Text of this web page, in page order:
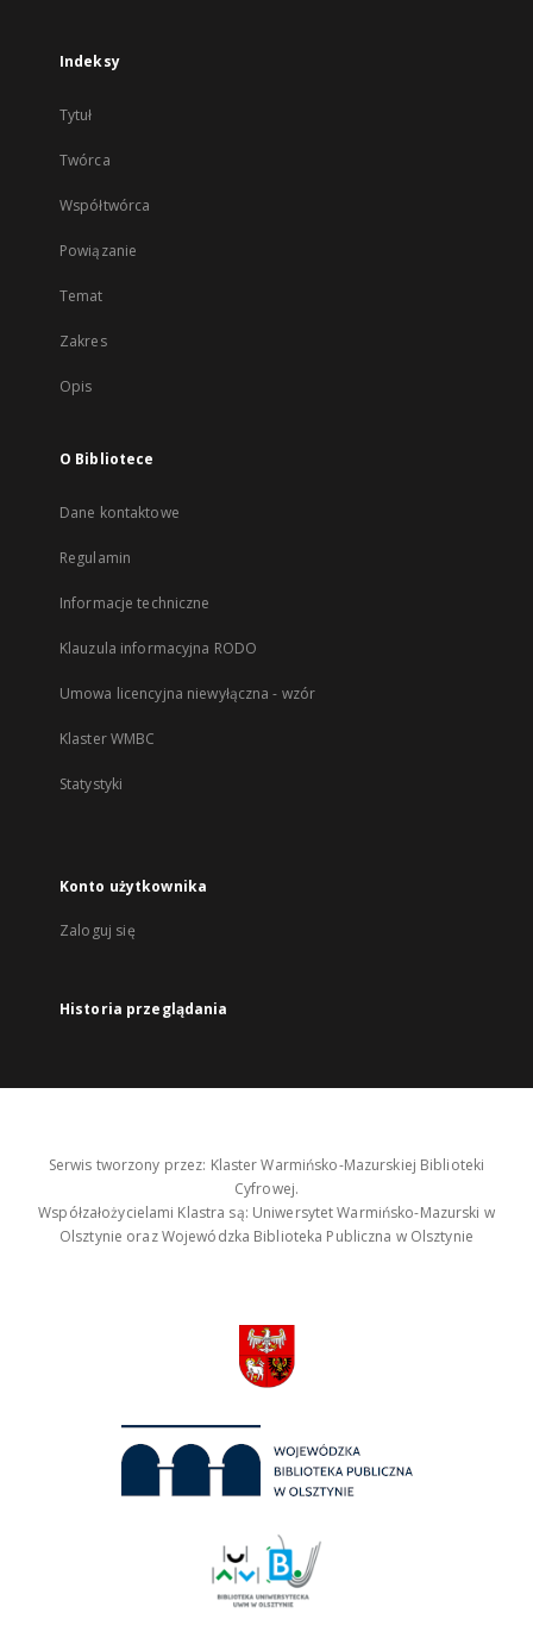
Indeksy
Tytuł
Twórca
Współtwórca
Powiązanie
Temat
Zakres
Opis
O Bibliotece
Dane kontaktowe
Regulamin
Informacje techniczne
Klauzula informacyjna RODO
Umowa licencyjna niewyłączna - wzór
Klaster WMBC
Statystyki
Konto użytkownika
Zaloguj się
Historia przeglądania
Serwis tworzony przez: Klaster Warmińsko-Mazurskiej Biblioteki
Cyfrowej.
Współzałożycielami Klastra są: Uniwersytet Warmińsko-Mazurski w
Olsztynie oraz Wojewódzka Biblioteka Publiczna w Olsztynie